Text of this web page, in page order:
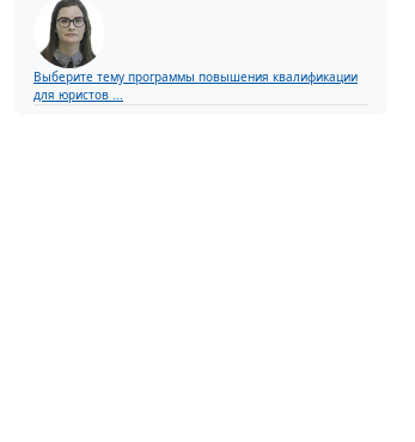
Выберите тему программы повышения квалификации
для юристов ...